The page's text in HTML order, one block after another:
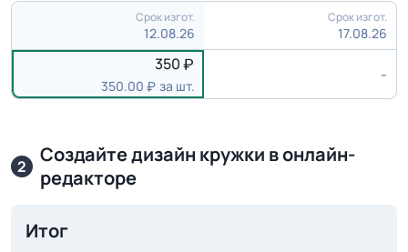
Срок изгот.
12.08.26
Срок изгот.
17.08.26
350
350.00 за шт.
-
2
Создайте дизайн кружки в онлайн-
редакторе
Итог